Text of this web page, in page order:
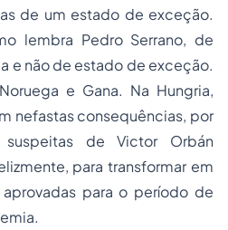
de um estado de exceção.
lembra Pedro Serrano, de
e não de estado de exceção.
e Gana. Na Hungria,
nefastas consequências, por
de Victor Orbán
para transformar em
para o período de